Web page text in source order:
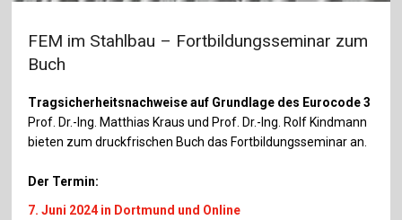
FEM im Stahlbau – Fortbildungsseminar zum
Buch
Tragsicherheitsnachweise auf Grundlage des Eurocode 3
Prof. Dr.-Ing. Matthias Kraus und Prof. Dr.-Ing. Rolf Kindmann
bieten zum druckfrischen Buch das Fortbildungsseminar an.
Der Termin:
7. Juni 2024 in Dortmund und Online